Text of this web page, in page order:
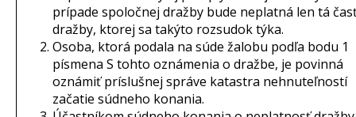
prípade spoločnej dražby bude neplatná len tá
dražby, ktorej sa takýto rozsudok týka.
Osoba, ktorá podala na súde žalobu podľa bodu 1
písmena S tohto oznámenia o dražbe, je povinná
oznámiť príslušnej správe katastra nehnuteľností
začatie súdneho konania.